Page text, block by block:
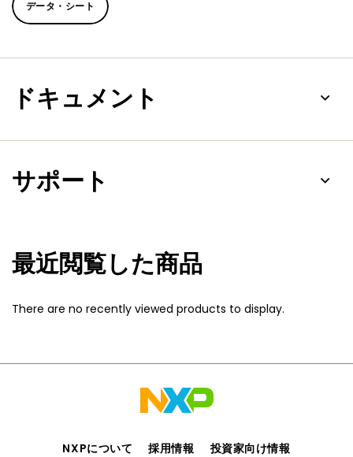
データ・シート
ドキュメント
サポート
最近閲覧した商品
There are no recently viewed products to display.
NXPについて 採用情報 投資家向け情報